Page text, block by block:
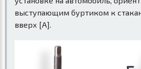
выступающим буртиком к
вверх [A].